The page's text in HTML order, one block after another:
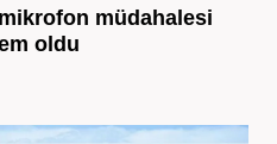
müdahalesi
oldu